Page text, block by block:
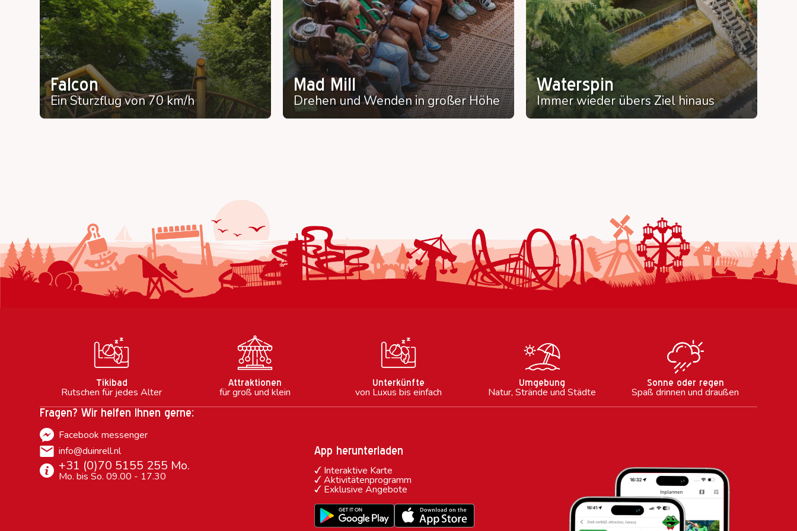
Falcon
Ein Sturzflug von 70 km/h
Mad Mill
Drehen und Wenden in großer Höhe
Waterspin
Immer wieder übers Ziel hinaus
Tikibad
Rutschen für jedes Alter
Attraktionen
für groß und klein
Unterkünfte
von Luxus bis einfach
Umgebung
Natur, Strände und Städte
Sonne oder regen
Spaß drinnen und draußen
Fragen? Wir helfen Ihnen gerne:
Facebook messenger
info@duinrell.nl
+31 (0)70 5155 255 Mo.
Mo. bis So. 09.00 - 17.30
App herunterladen
Interaktive Karte
Aktivitätenprogramm
Exklusive Angebote